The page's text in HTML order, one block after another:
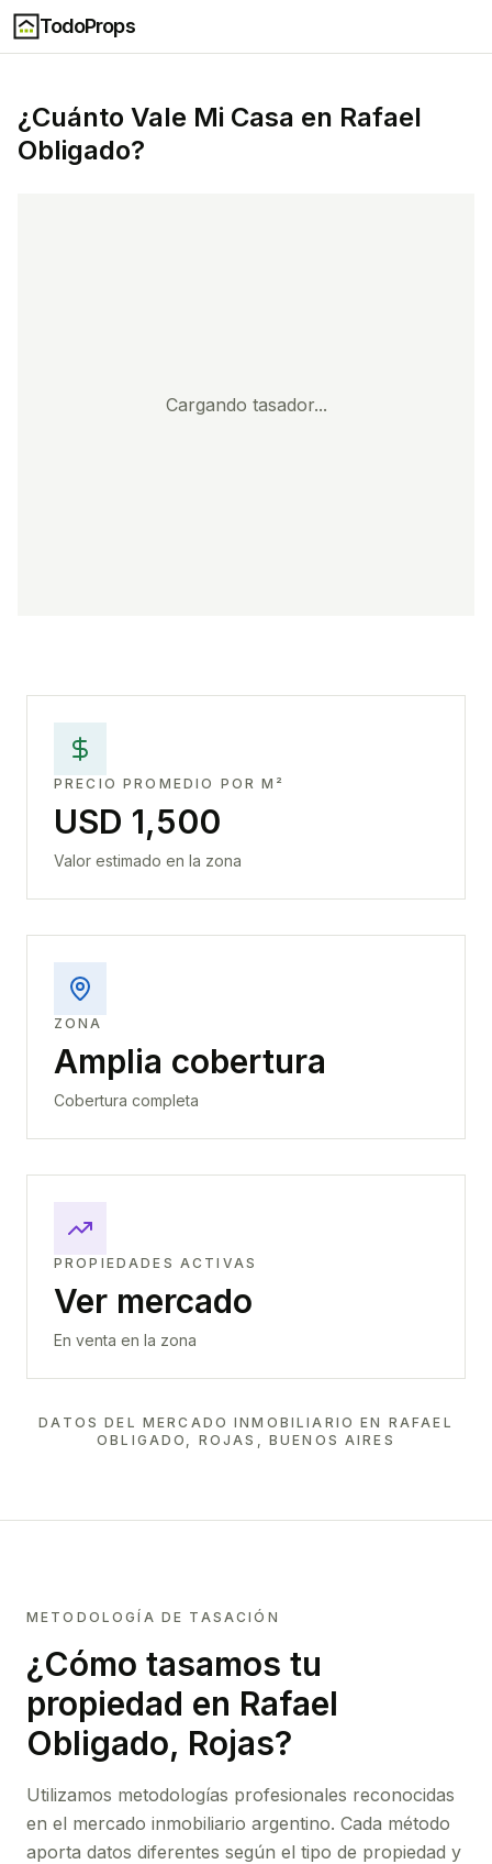
TodoProps
¿Cuánto Vale Mi Casa en Rafael
Obligado?
Cargando tasador...
PRECIO PROMEDIO POR M²
USD 1,500
Valor estimado en la zona
ZONA
Amplia cobertura
Cobertura completa
PROPIEDADES ACTIVAS
Ver mercado
En venta en la zona
DATOS DEL MERCADO INMOBILIARIO EN RAFAEL
OBLIGADO, ROJAS, BUENOS AIRES
METODOLOGÍA DE TASACIÓN
¿Cómo tasamos tu
propiedad en Rafael
Obligado, Rojas?
Utilizamos metodologías profesionales reconocidas
en el mercado inmobiliario argentino. Cada método
aporta datos diferentes según el tipo de propiedad y